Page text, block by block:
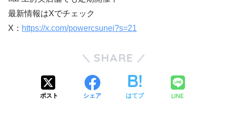
最新情報はXでチェック
X： https://x.com/powercsunei?s=21
SHARE
ポスト シェア はてブ LINE